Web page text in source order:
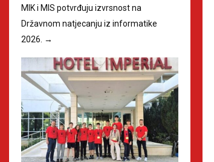
MIK i MIS potvrđuju izvrsnost na
Državnom natjecanju iz informatike
2026. →